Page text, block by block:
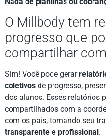
O Millbody tem
progresso que
compartilhar
Sim! Você pode gerar
coletivos de progresso,
dos alunos. Esses relatórios
compartilhados com a
com os pais, tornando seu
transparente e profissional.